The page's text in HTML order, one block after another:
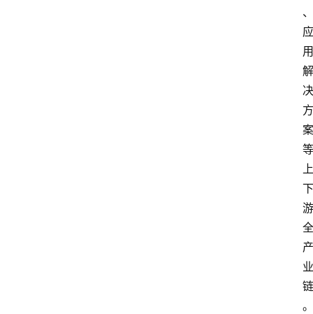
、
应
用
解
决
方
案
等
上
下
游
全
产
业
链
。